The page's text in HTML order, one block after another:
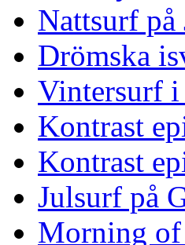
Nattsurf på
Drömska
Vintersurf
Kontrast
Kontrast
Julsurf på
Morning